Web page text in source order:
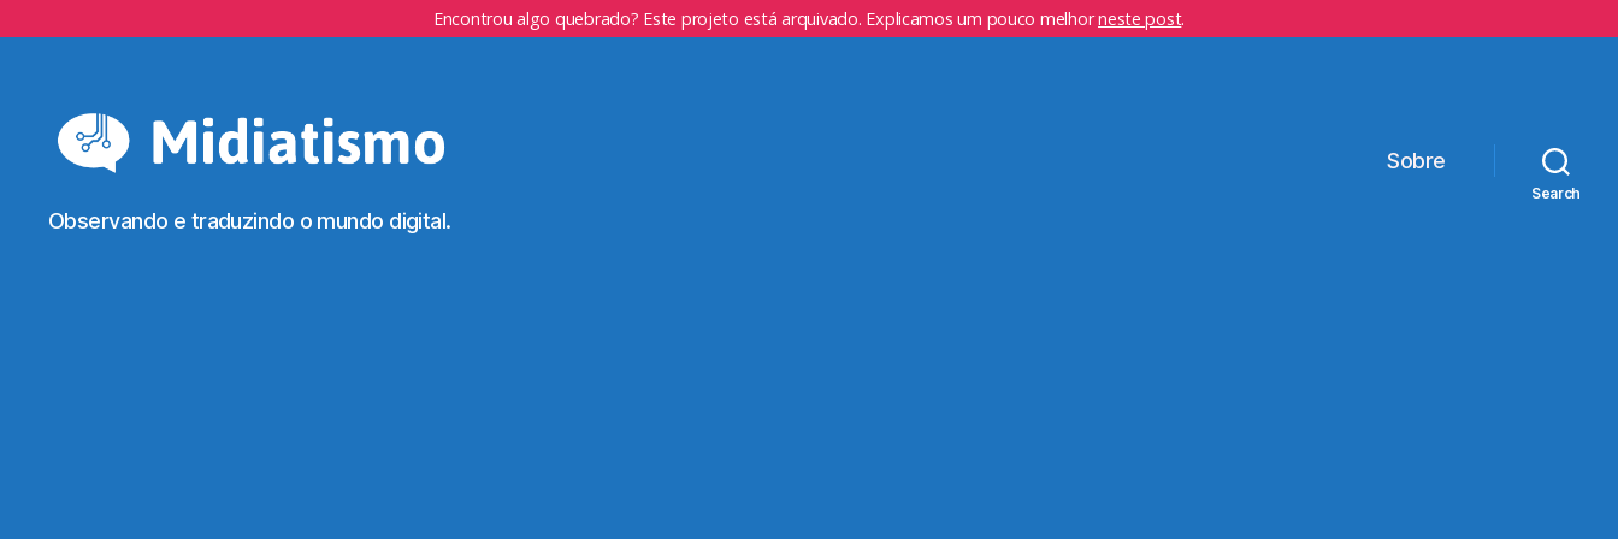
Encontrou algo quebrado? Este projeto está arquivado. Explicamos um pouco melhorneste post.
Observando e traduzindo o mundo digital.
Sobre
Search